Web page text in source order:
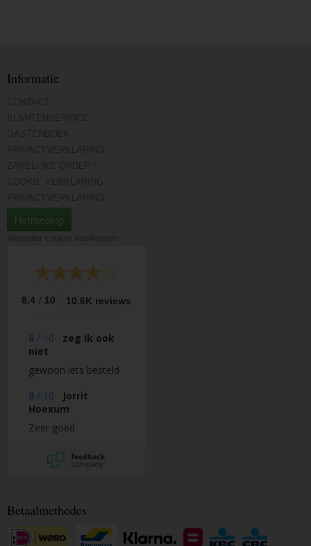
Informatie
Herroeping
8.4 / 10 10.6K reviews
8 / 10
zeg ik ook
niet
gewoon iets besteld
8 / 10
Jorrit
Hoexum
Zeer goed
Betaalmethodes